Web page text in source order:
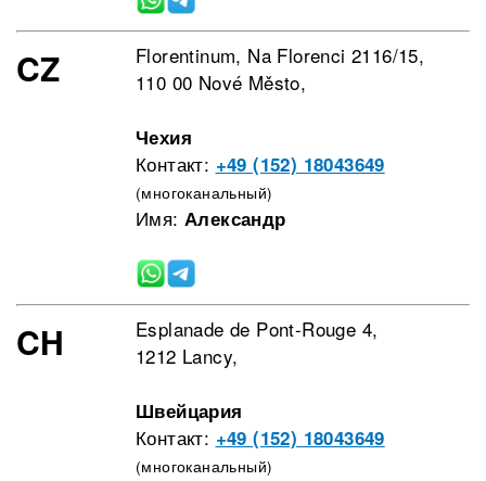
CZ
Florentinum, Na Florenci 2116/15,
110 00 Nové Město,
Чехия
Контакт: +49 (152) 18043649
(многоканальный)
Имя: Александр
CH
Esplanade de Pont-Rouge 4,
1212 Lancy,
Швейцария
Контакт: +49 (152) 18043649
(многоканальный)